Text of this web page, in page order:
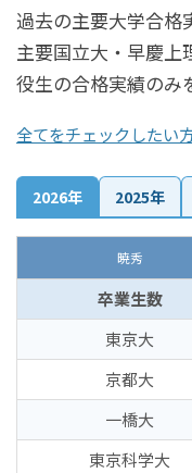
過去の主要大学合格
主要国立大・早慶上
役生の合格実績のみ
全てをチェックしたい
2026年 2025年
暁秀
卒業生数
東京大
京都大
一橋大
東京科学大